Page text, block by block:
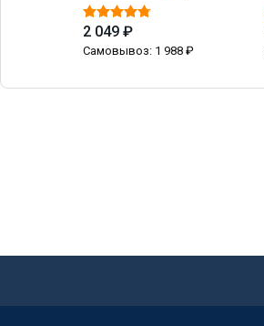
2 049 ₽
Самовывоз: 1 988 ₽